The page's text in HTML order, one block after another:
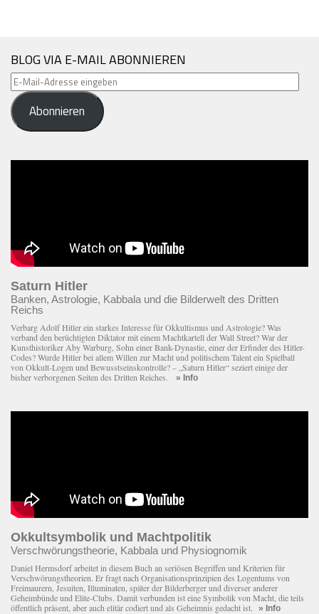
BLOG VIA E-MAIL ABONNIEREN
E-
Mail-
Adresse
eingeben
Abonnieren
Saturn Hitler
Banken, Astrologie, Kabbala und die Bilderwelt des Dritten
Reichs
Verbarg Adolf Hitler ein starkes Interesse für Okkultismus und Astrologie? Was
verband den berüchtigten Diktator mit einem Macht­kartell der Wall Street? War der
Kunsthistoriker Aby Warburg, Sohn einer Bank-Dynastie, einer der Erfinder des Hitler-
Codes? Wurde Hitler bei allem Willen zur Macht und politischem Talent ein Spielball
von Okkult-Logen und Bewusstseinskontrolle? – „Saturn Hitler“ seziert einige der
bisher verborgenen Seiten des Dritten Reiches. » Info
Okkultsymbolik und Machtpolitik
Verschwörungstheorie, Kabbala und Physiognomik
Daniel Hermsdorf arbeitet in diesem Buch an seriösen Begriffen und Kriterien für
Verschwörungstheorien. Er fragt nach Organisationsprinzipien des Logentums von
Freimaurern, Jesuiten, Illuminaten, später der Bilderberger und diverser anderer
Geheimbünde und Elite-Clubs. Damit verbunden ist eine Symbolik von Macht, die teils
öffentlich präsent, aber auch elitär codiert und als Geheimnis gedacht ist. » Info